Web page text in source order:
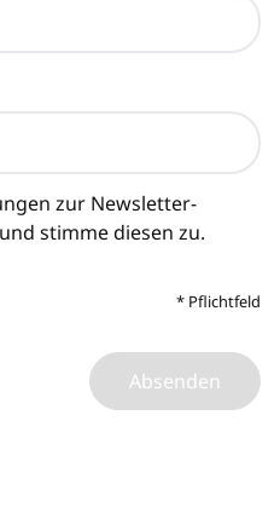
zur Newsletter-
stimme diesen zu.
* Pflichtfeld
Absenden